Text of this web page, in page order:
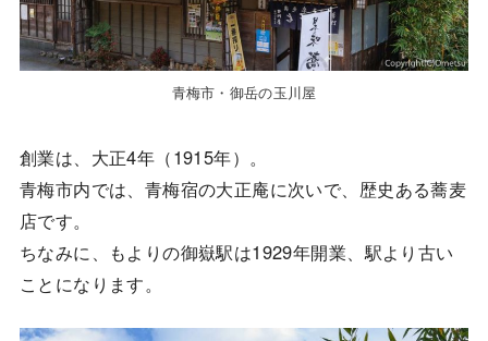
青梅市・御岳の玉川屋
創業は、大正4年（1915年）。
青梅市内では、青梅宿の大正庵に次いで、歴史ある蕎麦
店です。
ちなみに、もよりの御嶽駅は1929年開業、駅より古い
ことになります。